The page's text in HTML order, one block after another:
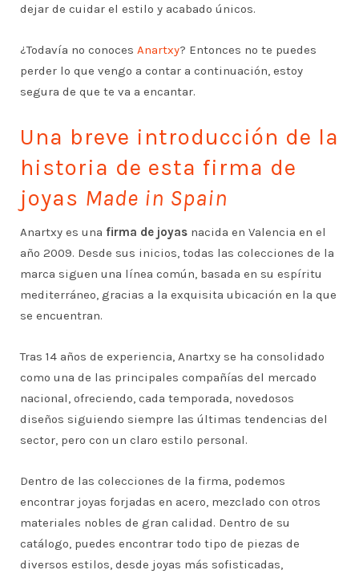
dejar de cuidar el estilo y acabado únicos.
¿Todavía no conoces Anartxy? Entonces no te puedes
perder lo que vengo a contar a continuación, estoy
segura de que te va a encantar.
Una breve introducción de la
historia de esta firma de
joyas Made in Spain
Anartxy es una firma de joyas nacida en Valencia en el
año 2009. Desde sus inicios, todas las colecciones de la
marca siguen una línea común, basada en su espíritu
mediterráneo, gracias a la exquisita ubicación en la que
se encuentran.
Tras 14 años de experiencia, Anartxy se ha consolidado
como una de las principales compañías del mercado
nacional, ofreciendo, cada temporada, novedosos
diseños siguiendo siempre las últimas tendencias del
sector, pero con un claro estilo personal.
Dentro de las colecciones de la firma, podemos
encontrar joyas forjadas en acero, mezclado con otros
materiales nobles de gran calidad. Dentro de su
catálogo, puedes encontrar todo tipo de piezas de
diversos estilos, desde joyas más sofisticadas,